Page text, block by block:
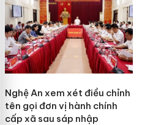
Nghệ An xem xét điều chỉnh
tên gọi đơn vị hành chính
cấp xã sau sáp nhập